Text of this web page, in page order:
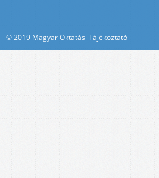
© 2019 Magyar Oktatási Tájékoztató